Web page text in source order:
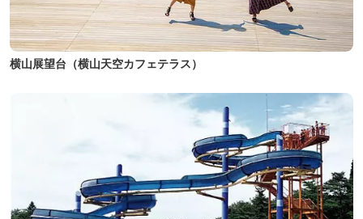
横山展望台（横山天空カフェテラス）